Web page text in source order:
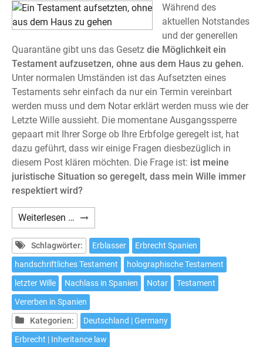
Während des
aktuellen Notstandes
und der generellen
Quarantäne gibt uns das Gesetz die Möglichkeit ein
Testament aufzusetzen, ohne aus dem Haus zu gehen.
Unter normalen Umständen ist das Aufsetzten eines
Testaments sehr einfach da nur ein Termin vereinbart
werden muss und dem Notar erklärt werden muss wie der
Letzte Wille aussieht. Die momentane Ausgangssperre
gepaart mit Ihrer Sorge ob Ihre Erbfolge geregelt ist, hat
dazu geführt, dass wir einige Fragen diesbezüglich in
diesem Post klären möchten. Die Frage ist: ist meine
juristische Situation so geregelt, dass mein Wille immer
respektiert wird?
Weiterlesen … Ein
Testament
aufsetzten,
ohne
aus
dem
Haus
zu
gehen
Schlagwörter: Erblasser
Erbrecht Spanien
handschriftliches Testament
holographische Testament
letzter Wille
Nachlass in Spanien Notar
Testament
Vererben in Spanien
Kategorien:
Deutschland | Germany
Erbrecht | Inheritance law